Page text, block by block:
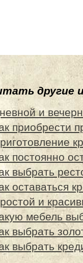
другие
и
приобрести
постоянно
выбрать
оставаться
и
мебель
выбрать
выбрать